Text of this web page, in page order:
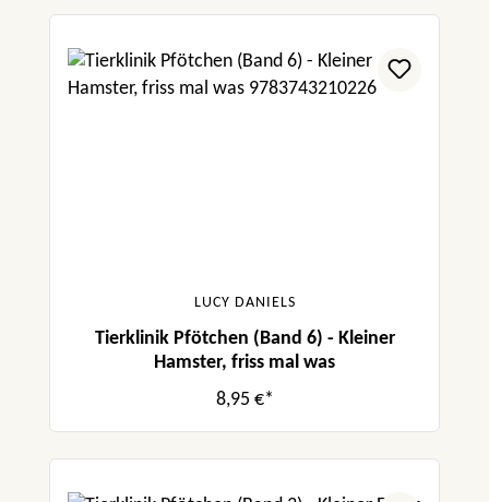
LUCY DANIELS
Tierklinik Pfötchen (Band 6) - Kleiner
Hamster, friss mal was
8,95 €*